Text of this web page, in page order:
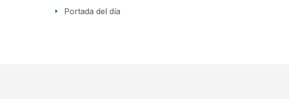
Portada del día